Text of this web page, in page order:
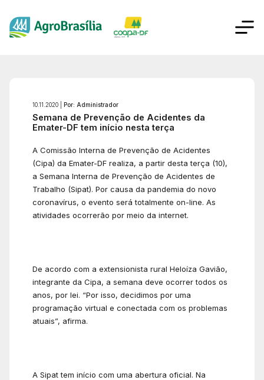
10.11.2020 | Por: Administrador
Semana de Prevenção de Acidentes da
Emater-DF tem início nesta terça
A Comissão Interna de Prevenção de Acidentes
(Cipa) da Emater-DF realiza, a partir desta terça (10),
a Semana Interna de Prevenção de Acidentes de
Trabalho (Sipat). Por causa da pandemia do novo
coronavírus, o evento será totalmente on-line. As
atividades ocorrerão por meio da internet.
De acordo com a extensionista rural Heloíza Gavião,
integrante da Cipa, a semana deve ocorrer todos os
anos, por lei. “Por isso, decidimos por uma
programação virtual e conectada com os problemas
atuais”, afirma.
A Sipat tem início com uma abertura oficial. Na